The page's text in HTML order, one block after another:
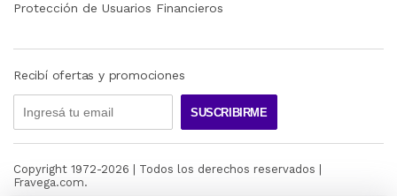
Protección de Usuarios Financieros
Recibí ofertas y promociones
SUSCRIBIRME
Copyright 1972-2026 | Todos los derechos reservados |
Fravega.com.